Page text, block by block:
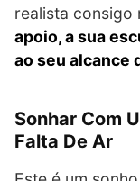
realista consigo
apoio, a sua
ao seu alcance
Sonhar Com
Falta De Ar